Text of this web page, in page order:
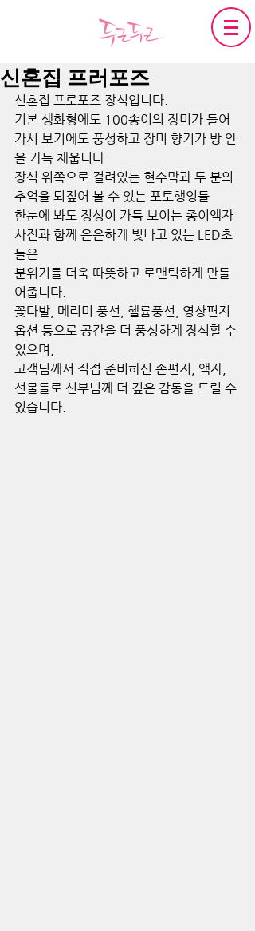
신혼집 프러포즈
신혼집 프로포즈 장식입니다.
기본 생화형에도 100송이의 장미가 들어
가서 보기에도 풍성하고 장미 향기가 방 안
을 가득 채웁니다
장식 위쪽으로 걸려있는 현수막과 두 분의
추억을 되짚어 볼 수 있는 포토행잉들
한눈에 봐도 정성이 가득 보이는 종이액자
사진과 함께 은은하게 빛나고 있는 LED초
들은
분위기를 더욱 따뜻하고 로맨틱하게 만들
어줍니다.
꽃다발, 메리미 풍선, 헬륨풍선, 영상편지
옵션 등으로 공간을 더 풍성하게 장식할 수
있으며,
고객님께서 직접 준비하신 손편지, 액자,
선물들로 신부님께 더 깊은 감동을 드릴 수
있습니다.